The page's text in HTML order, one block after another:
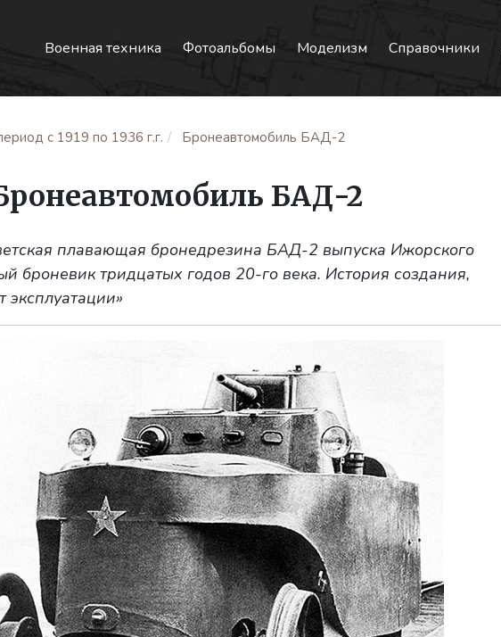
Военная техника Фотоальбомы Моделизм Справочники
с 1919 по 1936 г.г. Бронеавтомобиль БАД-2
БАД-2
плавающая бронедрезина БАД-2 выпуска Ижорского
броневик тридцатых годов 20-го века. История создания,
эксплуатации»